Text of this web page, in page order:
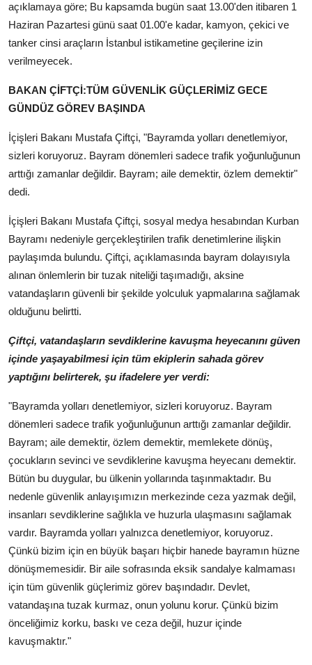
açıklamaya göre; Bu kapsamda bugün saat 13.00'den itibaren 1
Haziran Pazartesi günü saat 01.00'e kadar, kamyon, çekici ve
tanker cinsi araçların İstanbul istikametine geçilerine izin
verilmeyecek.
BAKAN ÇİFTÇİ:TÜM GÜVENLİK GÜÇLERİMİZ GECE
GÜNDÜZ GÖREV BAŞINDA
İçişleri Bakanı Mustafa Çiftçi, "Bayramda yolları denetlemiyor,
sizleri koruyoruz. Bayram dönemleri sadece trafik yoğunluğunun
arttığı zamanlar değildir. Bayram; aile demektir, özlem demektir"
dedi.
İçişleri Bakanı Mustafa Çiftçi, sosyal medya hesabından Kurban
Bayramı nedeniyle gerçekleştirilen trafik denetimlerine ilişkin
paylaşımda bulundu. Çiftçi, açıklamasında bayram dolayısıyla
alınan önlemlerin bir tuzak niteliği taşımadığı, aksine
vatandaşların güvenli bir şekilde yolculuk yapmalarına sağlamak
olduğunu belirtti.
Çiftçi, vatandaşların sevdiklerine kavuşma heyecanını güven
içinde yaşayabilmesi için tüm ekiplerin sahada görev
yaptığını belirterek, şu ifadelere yer verdi:
"Bayramda yolları denetlemiyor, sizleri koruyoruz. Bayram
dönemleri sadece trafik yoğunluğunun arttığı zamanlar değildir.
Bayram; aile demektir, özlem demektir, memlekete dönüş,
çocukların sevinci ve sevdiklerine kavuşma heyecanı demektir.
Bütün bu duygular, bu ülkenin yollarında taşınmaktadır. Bu
nedenle güvenlik anlayışımızın merkezinde ceza yazmak değil,
insanları sevdiklerine sağlıkla ve huzurla ulaşmasını sağlamak
vardır. Bayramda yolları yalnızca denetlemiyor, koruyoruz.
Çünkü bizim için en büyük başarı hiçbir hanede bayramın hüzne
dönüşmemesidir. Bir aile sofrasında eksik sandalye kalmaması
için tüm güvenlik güçlerimiz görev başındadır. Devlet,
vatandaşına tuzak kurmaz, onun yolunu korur. Çünkü bizim
önceliğimiz korku, baskı ve ceza değil, huzur içinde
kavuşmaktır."